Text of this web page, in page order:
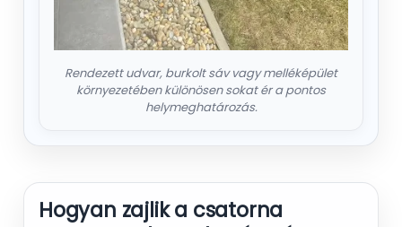
Rendezett udvar, burkolt sáv vagy melléképület
környezetében különösen sokat ér a pontos
helymeghatározás.
Hogyan zajlik a csatorna